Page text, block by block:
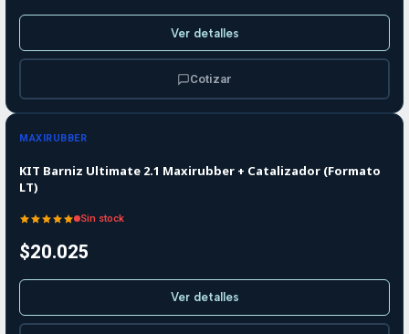
Ver detalles
Cotizar
Agotado
MAXIRUBBER
KIT Barniz Ultimate 2.1 Maxirubber + Catalizador (Formato
LT)
Sin stock
$20.025
Ver detalles